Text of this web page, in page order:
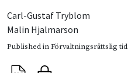
Carl-Gustaf Tryblom
Malin Hjalmarson
Published inFörvaltningsrättslig